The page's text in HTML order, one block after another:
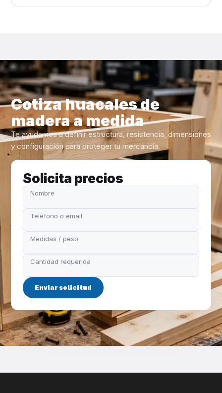
Cotiza huacales de
madera a medida
Te ayudamos a definir estructura, resistencia, dimensiones
y configuración para proteger tu mercancía.
Solicita precios
Nombre
Teléfono o email
Medidas / peso
Cantidad requerida
Enviar solicitud